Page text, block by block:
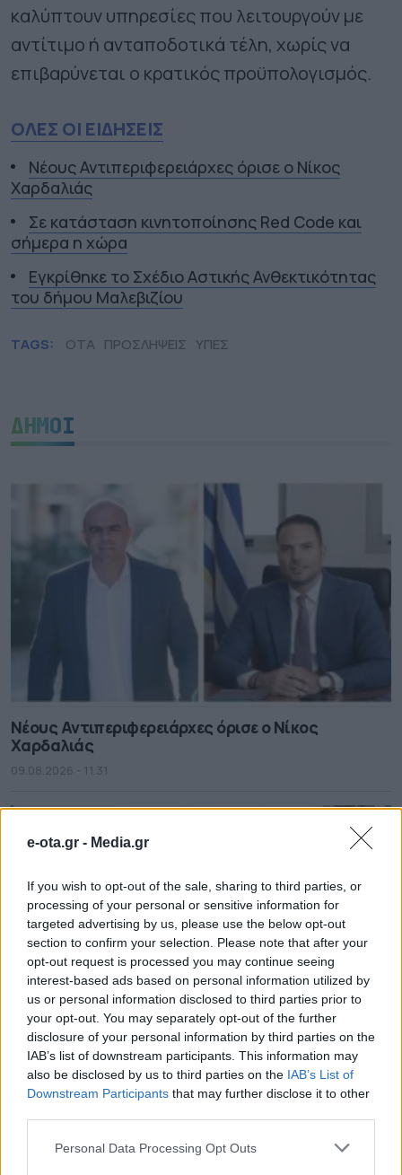
e-ota.gr - Media.gr
If you wish to opt-out of the sale, sharing to third parties, or
processing of your personal or sensitive information for
targeted advertising by us, please use the below opt-out
section to confirm your selection. Please note that after your
opt-out request is processed you may continue seeing
interest-based ads based on personal information utilized by
us or personal information disclosed to third parties prior to
your opt-out. You may separately opt-out of the further
disclosure of your personal information by third parties on the
IAB’s list of downstream participants. This information may
also be disclosed by us to third parties on the IAB’s List of
Downstream Participants that may further disclose it to other
Personal Data Processing Opt Outs
καλύπτουν υπηρεσίες που λειτουργούν με
αντίτιμο ή ανταποδοτικά τέλη, χωρίς να
επιβαρύνεται ο κρατικός προϋπολογισμός.
ΟΛΕΣ ΟΙ ΕΙΔΗΣΕΙΣ
Νέους Αντιπεριφερειάρχες όρισε ο Νίκος
Χαρδαλιάς
Σε κατάσταση κινητοποίησης Red Code και
σήμερα η χώρα
Εγκρίθηκε το Σχέδιο Αστικής Ανθεκτικότητας
του δήμου Μαλεβιζίου
TAGS: ΟΤΑ ΠΡΟΣΛΗΨΕΙΣ ΥΠΕΣ
ΔΗΜΟΙ
Νέους Αντιπεριφερειάρχες όρισε ο Νίκος
Χαρδαλιάς
09.08.2026 - 11.31
Σε κατάσταση κινητοποίησης Red Code και
σήμερα η χώρα
09.08.2026 - 08.46